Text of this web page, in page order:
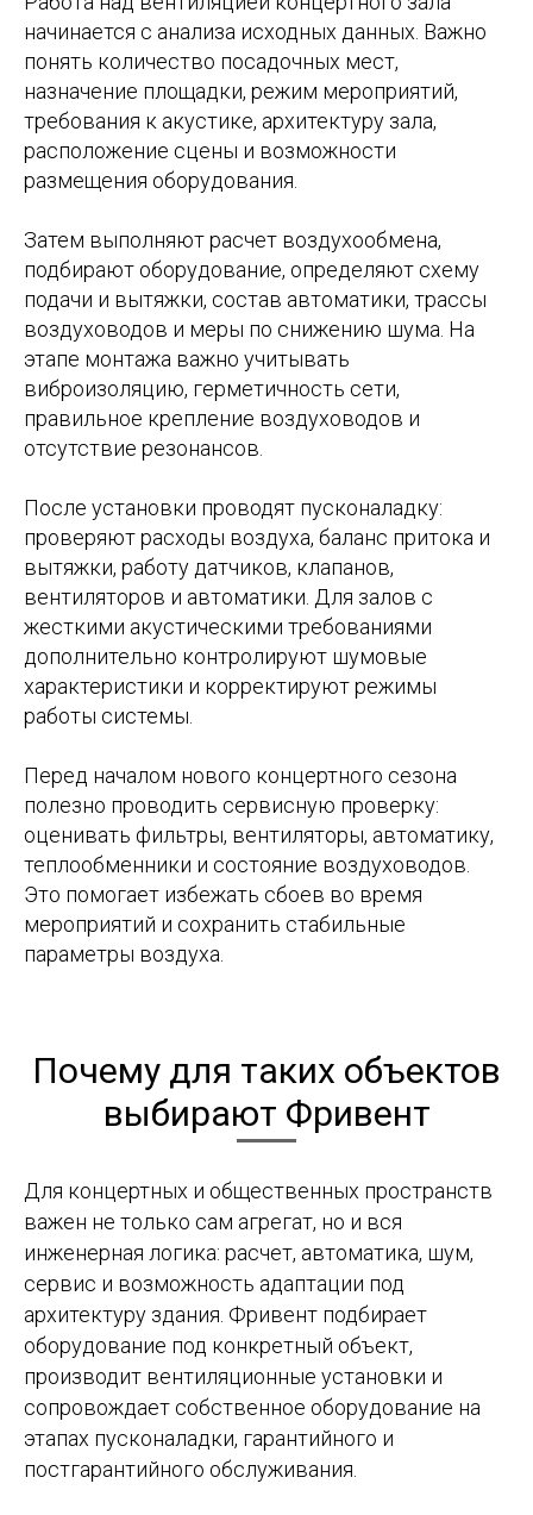
начинается с анализа исходных данных. Важно
понять количество посадочных мест,
назначение площадки, режим мероприятий,
требования к акустике, архитектуру зала,
расположение сцены и возможности
размещения оборудования.
Затем выполняют расчет воздухообмена,
подбирают оборудование, определяют схему
подачи и вытяжки, состав автоматики, трассы
воздуховодов и меры по снижению шума. На
этапе монтажа важно учитывать
виброизоляцию, герметичность сети,
правильное крепление воздуховодов и
отсутствие резонансов.
После установки проводят пусконаладку:
проверяют расходы воздуха, баланс притока и
вытяжки, работу датчиков, клапанов,
вентиляторов и автоматики. Для залов с
жесткими акустическими требованиями
дополнительно контролируют шумовые
характеристики и корректируют режимы
работы системы.
Перед началом нового концертного сезона
полезно проводить сервисную проверку:
оценивать фильтры, вентиляторы, автоматику,
теплообменники и состояние воздуховодов.
Это помогает избежать сбоев во время
мероприятий и сохранить стабильные
параметры воздуха.
Почему для таких объектов
выбирают Фривент
Для концертных и общественных пространств
важен не только сам агрегат, но и вся
инженерная логика: расчет, автоматика, шум,
сервис и возможность адаптации под
архитектуру здания. Фривент подбирает
оборудование под конкретный объект,
производит вентиляционные установки и
сопровождает собственное оборудование на
этапах пусконаладки, гарантийного и
постгарантийного обслуживания.